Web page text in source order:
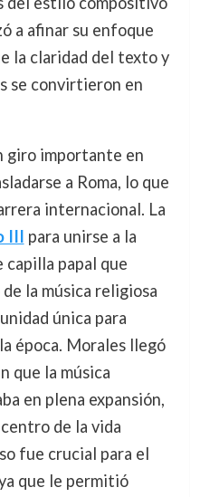
a afinar su enfoque
la claridad del texto y
se convirtieron en
giro importante en
a Roma, lo que
internacional. La
III para unirse a la
capilla papal que
la música religiosa
única para
época. Morales llegó
que la música
en plena expansión,
de la vida
fue crucial para el
que le permitió